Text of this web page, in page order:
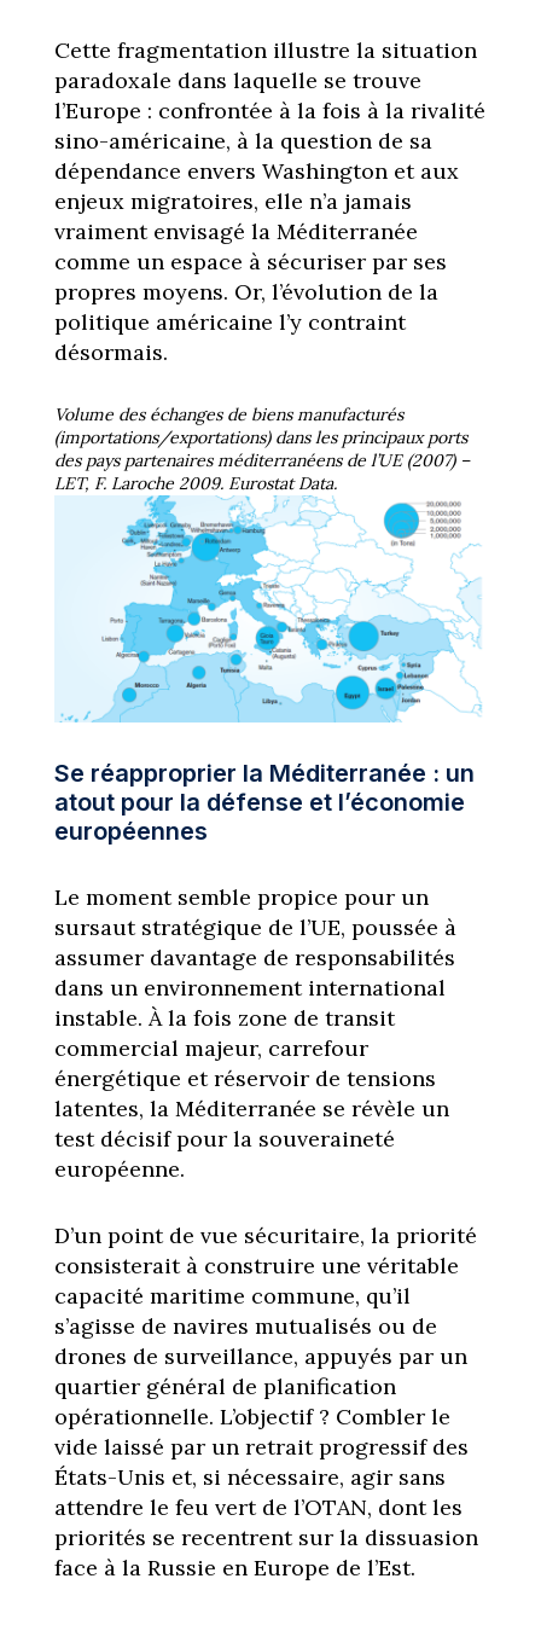
Cette fragmentation illustre la situation
paradoxale dans laquelle se trouve
l’Europe : confrontée à la fois à la rivalité
sino-américaine, à la question de sa
dépendance envers Washington et aux
enjeux migratoires, elle n’a jamais
vraiment envisagé la Méditerranée
comme un espace à sécuriser par ses
propres moyens. Or, l’évolution de la
politique américaine l’y contraint
désormais.
Volume des échanges de biens manufacturés
(importations/exportations) dans les principaux ports
des pays partenaires méditerranéens de l’UE (2007) –
LET, F. Laroche 2009. Eurostat Data.
Se réapproprier la Méditerranée : un
atout pour la défense et l’économie
européennes
Le moment semble propice pour un
sursaut stratégique de l’UE, poussée à
assumer davantage de responsabilités
dans un environnement international
instable. À la fois zone de transit
commercial majeur, carrefour
énergétique et réservoir de tensions
latentes, la Méditerranée se révèle un
test décisif pour la souveraineté
européenne.
D’un point de vue sécuritaire, la priorité
consisterait à construire une véritable
capacité maritime commune, qu’il
s’agisse de navires mutualisés ou de
drones de surveillance, appuyés par un
quartier général de planification
opérationnelle. L’objectif ? Combler le
vide laissé par un retrait progressif des
États-Unis et, si nécessaire, agir sans
attendre le feu vert de l’OTAN, dont les
priorités se recentrent sur la dissuasion
face à la Russie en Europe de l’Est.